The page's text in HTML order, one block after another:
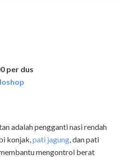
per dus
adalah pengganti nasi rendah
konjak,pati jagung, dan pati
mengontrol berat